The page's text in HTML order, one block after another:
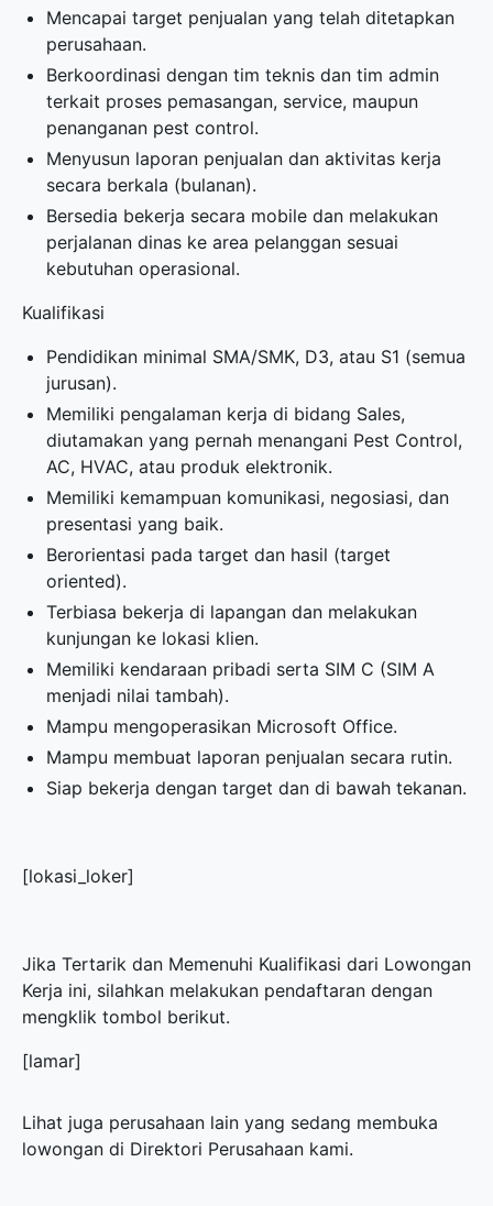
Mencapai target penjualan yang telah ditetapkan
perusahaan.
Berkoordinasi dengan tim teknis dan tim admin
terkait proses pemasangan, service, maupun
penanganan pest control.
Menyusun laporan penjualan dan aktivitas kerja
secara berkala (bulanan).
Bersedia bekerja secara mobile dan melakukan
perjalanan dinas ke area pelanggan sesuai
kebutuhan operasional.
Kualifikasi
Pendidikan minimal SMA/SMK, D3, atau S1 (semua
jurusan).
Memiliki pengalaman kerja di bidang Sales,
diutamakan yang pernah menangani Pest Control,
AC, HVAC, atau produk elektronik.
Memiliki kemampuan komunikasi, negosiasi, dan
presentasi yang baik.
Berorientasi pada target dan hasil (target
oriented).
Terbiasa bekerja di lapangan dan melakukan
kunjungan ke lokasi klien.
Memiliki kendaraan pribadi serta SIM C (SIM A
menjadi nilai tambah).
Mampu mengoperasikan Microsoft Office.
Mampu membuat laporan penjualan secara rutin.
Siap bekerja dengan target dan di bawah tekanan.
[lokasi_loker]
Jika Tertarik dan Memenuhi Kualifikasi dari Lowongan
Kerja ini, silahkan melakukan pendaftaran dengan
mengklik tombol berikut.
[lamar]
Lihat juga perusahaan lain yang sedang membuka
lowongan di Direktori Perusahaan kami.